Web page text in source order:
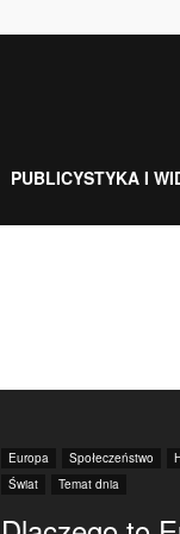
PUBLICYSTYKA I
Europa Społeczeństwo
Świat
Temat dnia